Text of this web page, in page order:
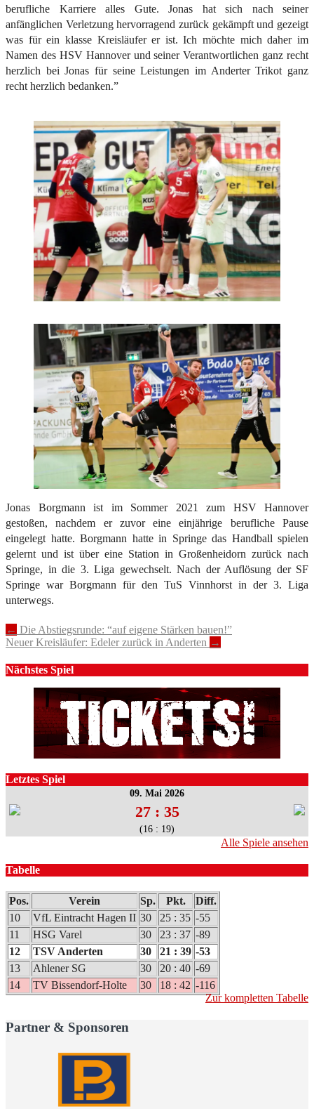
berufliche Karriere alles Gute. Jonas hat sich nach seiner
anfänglichen Verletzung hervorragend zurück gekämpft und gezeigt
was für ein klasse Kreisläufer er ist. Ich möchte mich daher im
Namen des HSV Hannover und seiner Verantwortlichen ganz recht
herzlich bei Jonas für seine Leistungen im Anderter Trikot ganz
recht herzlich bedanken.”
Jonas Borgmann ist im Sommer 2021 zum HSV Hannover
gestoßen, nachdem er zuvor eine einjährige berufliche Pause
eingelegt hatte. Borgmann hatte in Springe das Handball spielen
gelernt und ist über eine Station in Großenheidorn zurück nach
Springe, in die 3. Liga gewechselt. Nach der Auflösung der SF
Springe war Borgmann für den TuS Vinnhorst in der 3. Liga
unterwegs.
Post
navigation
← Die Abstiegsrunde: “auf eigene Stärken bauen!”
Neuer Kreisläufer: Edeler zurück in Anderten →
Nächstes Spiel
Letztes Spiel
09. Mai 2026
27 : 35
(16 : 19)
Alle Spiele ansehen
Tabelle
Pos. Verein Sp. Pkt.
Diff.
10
VfL Eintracht Hagen II 30 25 : 35 -55
11
HSG Varel 30 23 : 37 -89
12
TSV Anderten 30 21 : 39 -53
13
Ahlener SG 30 20 : 40 -69
14
TV Bissendorf-Holte 30 18 : 42 -116
Zur kompletten Tabelle
Partner & Sponsoren